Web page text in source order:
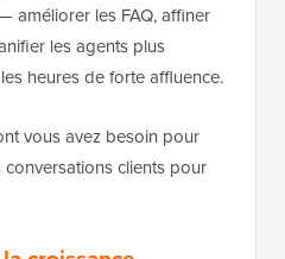
améliorer les FAQ, affiner
les agents plus
heures de forte affluence.
vous avez besoin pour
clients pour